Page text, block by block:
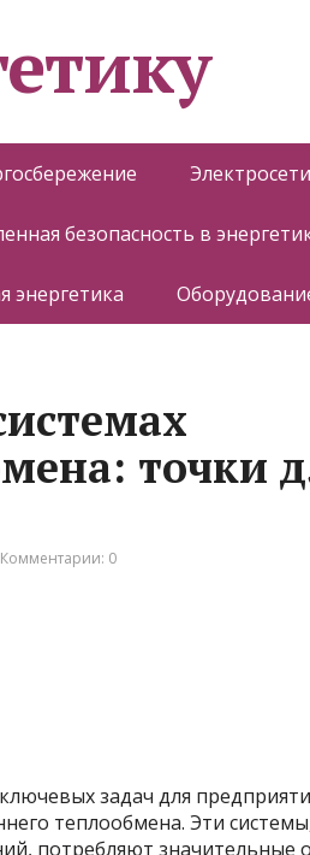
безопасность в
энергетика
точки
Комментарии: 0
задач для
теплообмена. Эти
потребляют значительные